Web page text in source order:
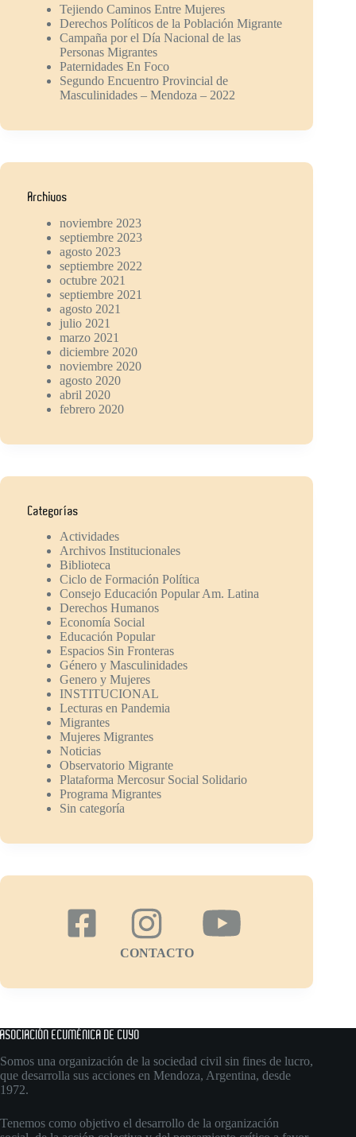
Tejiendo Caminos Entre Mujeres
Derechos Políticos de la Población Migrante
Campaña por el Día Nacional de las
Personas Migrantes
Paternidades En Foco
Segundo Encuentro Provincial de
Masculinidades – Mendoza – 2022
Archivos
noviembre 2023
septiembre 2023
agosto 2023
septiembre 2022
octubre 2021
septiembre 2021
agosto 2021
julio 2021
marzo 2021
diciembre 2020
noviembre 2020
agosto 2020
abril 2020
febrero 2020
Categorías
Actividades
Archivos Institucionales
Biblioteca
Ciclo de Formación Política
Consejo Educación Popular Am. Latina
Derechos Humanos
Economía Social
Educación Popular
Espacios Sin Fronteras
Género y Masculinidades
Genero y Mujeres
INSTITUCIONAL
Lecturas en Pandemia
Migrantes
Mujeres Migrantes
Noticias
Observatorio Migrante
Plataforma Mercosur Social Solidario
Programa Migrantes
Sin categoría
CONTACTO
ASOCIACIÓN ECUMÉNICA DE CUYO
Somos una organización de la sociedad civil sin fines de lucro,
que desarrolla sus acciones en Mendoza, Argentina, desde
1972.
Tenemos como objetivo el desarrollo de la organización